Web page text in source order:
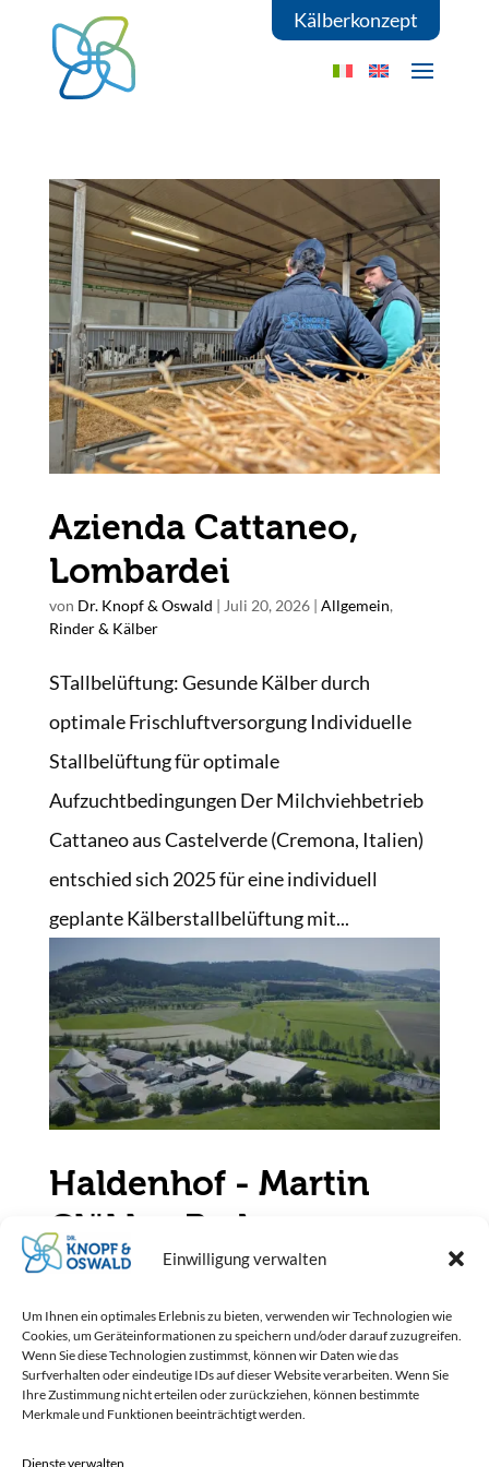
Einwilligung verwalten
Um Ihnen ein optimales Erlebnis zu bieten, verwenden wir Technologien wie
Cookies, um Geräteinformationen zu speichern und/oder darauf zuzugreifen.
Wenn Sie diese Technologien zustimmst, können wir Daten wie das
Surfverhalten oder eindeutige IDs auf dieser Website verarbeiten. Wenn Sie
Ihre Zustimmung nicht erteilen oder zurückziehen, können bestimmte
Merkmale und Funktionen beeinträchtigt werden.
Dienste verwalten
Kälberkonzept
Azienda Cattaneo,
Lombardei
von Dr. Knopf & Oswald | Juli 20, 2026| Allgemein,
Rinder & Kälber
STallbelüftung: Gesunde Kälber durch
optimale Frischluftversorgung Individuelle
Stallbelüftung für optimale
Aufzuchtbedingungen Der Milchviehbetrieb
Cattaneo aus Castelverde (Cremona, Italien)
entschied sich 2025 für eine individuell
geplante Kälberstallbelüftung mit...
Haldenhof - Martin
Glökler, Baden-
Württemberg
Rinder & Kälber
Optimale Kälbergesundheit: Stallbelüftung
auf dem Haldenhof Herausforderung:
Atemwegserkrankungen im Kälberstall